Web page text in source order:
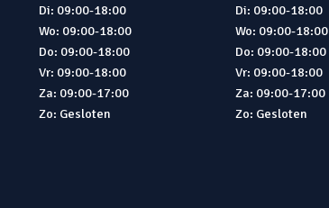
Di: 09:00-18:00
Wo: 09:00-18:00
Do: 09:00-18:00
Vr: 09:00-18:00
Za: 09:00-17:00
Zo: Gesloten
Di: 09:00-18:00
Wo: 09:00-18:00
Do: 09:00-18:00
Vr: 09:00-18:00
Za: 09:00-17:00
Zo: Gesloten